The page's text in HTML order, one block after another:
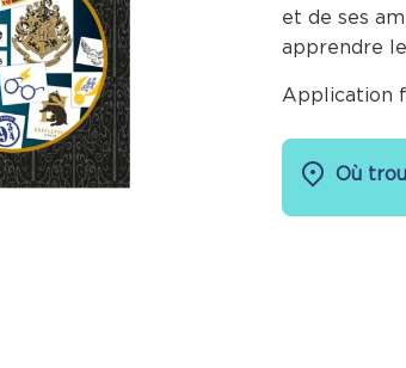
et de ses
apprendre
Application
Où